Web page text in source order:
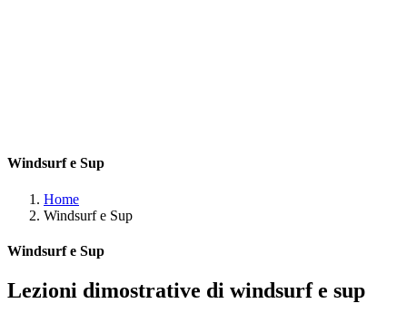
Windsurf e Sup
Home
Windsurf e Sup
Windsurf e Sup
Lezioni dimostrative di windsurf e sup